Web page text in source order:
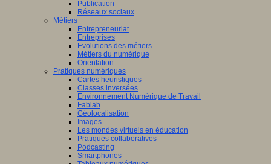
Publication
Réseaux sociaux
Métiers
Entrepreneuriat
Entreprises
Evolutions des métiers
Métiers du numérique
Orientation
Pratiques numériques
Cartes heuristiques
Classes inversées
Environnement Numérique de Travail
Fablab
Géolocalisation
Images
Les mondes virtuels en éducation
Pratiques collaboratives
Podcasting
Smartphones